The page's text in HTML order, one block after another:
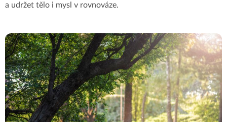
a udržet tělo i mysl v rovnováze.